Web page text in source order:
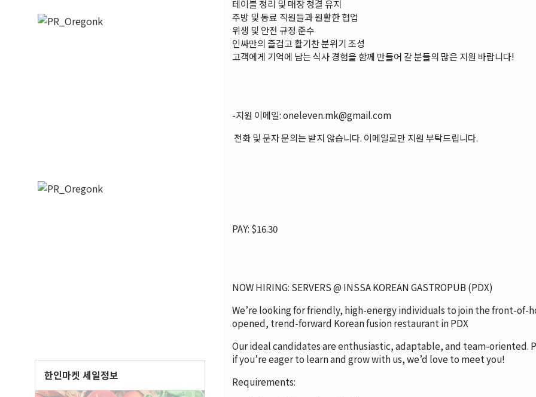
한인마켓 세일정보
테이블 정리 및 매장 청결 유지
주방 및 동료 직원들과 원활한 협업
위생 및 안전 규정 준수
인싸만의 즐겁고 활기찬 분위기 조성
고객에게 기억에 남는 식사 경험을 함께 만들어 갈 분들의 많은 지원 바랍니다!
-지원 이메일: oneleven.mk@gmail.com
전화 및 문자 문의는 받지 않습니다. 이메일로만 지원 부탁드립니다.
PAY: $16.30
NOW HIRING: SERVERS @ INSSA KOREAN GASTROPUB (PDX)
We’re looking for friendly, high-energy individuals to join the front-of-
opened, trend-forward Korean fusion restaurant in PDX
Our ideal candidates are enthusiastic, adaptable, and team-oriented.
if you’re eager to learn and grow with us, we’d love to meet you!
Requirements: